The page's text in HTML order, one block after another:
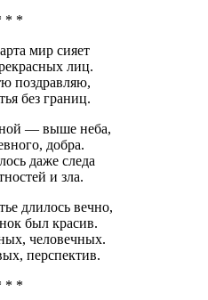
* *
мир сияет
лиц.
поздравляю,
без границ.
— выше неба,
добра.
даже следа
и зла.
длилось вечно,
был красив.
человечных.
перспектив.
* *